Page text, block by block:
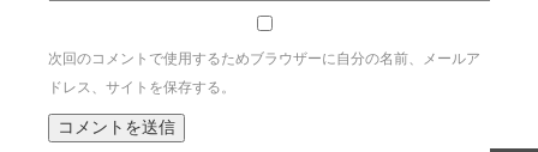
次回のコメントで使用するためブラウザーに自分の名前、メールア
ドレス、サイトを保存する。